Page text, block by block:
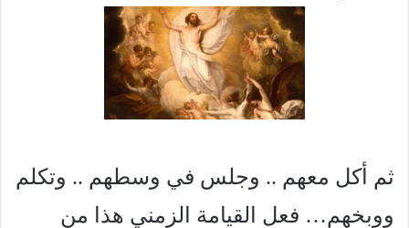
ثم أكل معهم .. وجلس في وسطهم .. وتكلم
ووبخهم… فعل القيامة الزمني هذا من